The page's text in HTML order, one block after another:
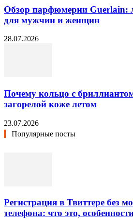
Обзор парфюмерии Guerlain:
для мужчин и женщин
28.07.2026
Почему кольцо с
загорелой коже летом
23.07.2026
Популярные посты
Регистрация в Твиттере без
телефона: что это,